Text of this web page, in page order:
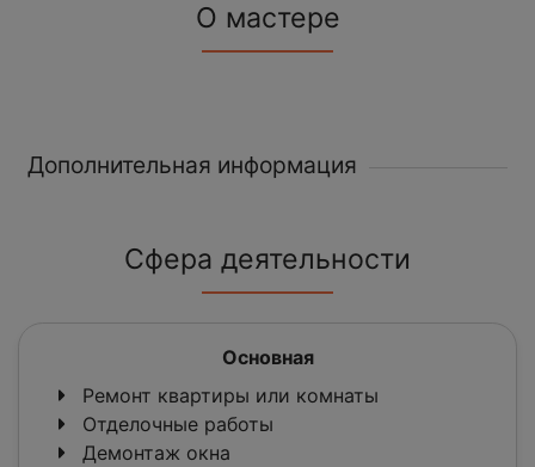
О мастере
Дополнительная информация
Сфера деятельности
Основная
Ремонт квартиры или комнаты
Отделочные работы
Демонтаж окна